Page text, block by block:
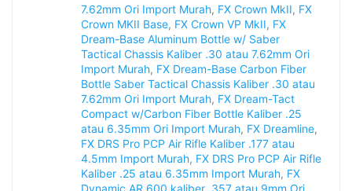
7.62mm Ori Import Murah, FX Crown MkII, FX
Crown MKII Base, FX Crown VP MkII, FX
Dream-Base Aluminum Bottle w/ Saber
Tactical Chassis Kaliber .30 atau 7.62mm Ori
Import Murah, FX Dream-Base Carbon Fiber
Bottle Saber Tactical Chassis Kaliber .30 atau
7.62mm Ori Import Murah, FX Dream-Tact
Compact w/Carbon Fiber Bottle Kaliber .25
atau 6.35mm Ori Import Murah, FX Dreamline,
FX DRS Pro PCP Air Rifle Kaliber .177 atau
4.5mm Import Murah, FX DRS Pro PCP Air Rifle
Kaliber .25 atau 6.35mm Import Murah, FX